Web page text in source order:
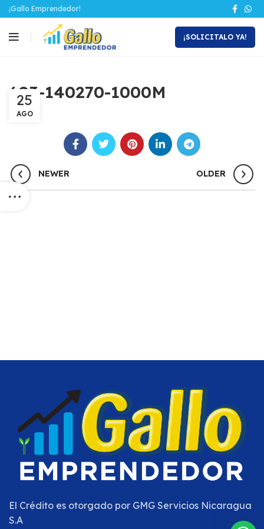
¡Gallo Emprendedor!
¡SOLICITALO YA!
603-140270-1000M
25
AGO
NEWER OLDER
El Crédito es otorgado por GMG Servicios Nicaragua
S.A